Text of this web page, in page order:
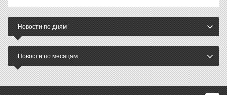
Новости по дням
Новости по месяцам